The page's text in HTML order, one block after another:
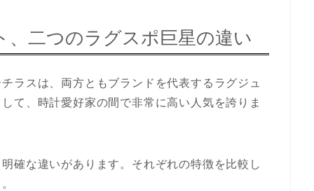
二つのラグスポ巨星の違い
ラスは、両方ともブランドを代表するラグジュ
て、時計愛好家の間で非常に高い人気を誇りま
確な違いがあります。それぞれの特徴を比較し